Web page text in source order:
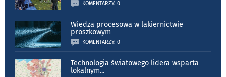
KOMENTARZY: 0
Wiedza procesowa w lakiernictwie
proszkowym
KOMENTARZY: 0
Technologia światowego lidera wsparta
lokalnym...